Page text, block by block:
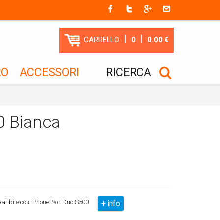
ACCESSORI RICERCA
CARRELLO | 0 | 0.00 €
Bianca
con: PhonePad Duo S500 + info